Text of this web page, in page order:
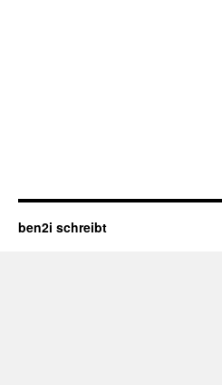
ben2i schreibt